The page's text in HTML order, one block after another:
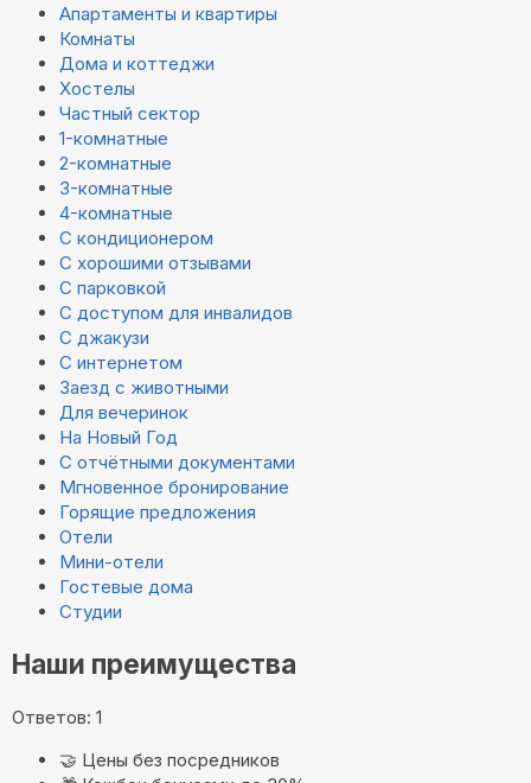
Апартаменты и квартиры
Комнаты
Дома и коттеджи
Хостелы
Частный сектор
1-комнатные
2-комнатные
3-комнатные
4-комнатные
С кондиционером
С хорошими отзывами
С парковкой
С доступом для инвалидов
С джакузи
С интернетом
Заезд с животными
Для вечеринок
На Новый Год
С отчётными документами
Мгновенное бронирование
Горящие предложения
Отели
Мини-отели
Гостевые дома
Студии
Наши преимущества
Ответов: 1
🤝 Цены без посредников